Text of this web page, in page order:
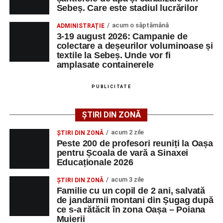
de îngrijiri medicale
Ce deșeuri pot fi predate
Campania vizează colectarea deșeurilor voluminoase,
precum mobilier, dulapuri, mese, birouri, rafturi, canapele,
paturi, saltele, scaune, covoare, carpete, perdele, draperii,
obiecte sanitare, calorifere, uși și tocuri de uși sau ferestre
de mari dimensiuni folosite în gospodărie.
De asemenea, pot fi depuse deșeuri textile, inclusiv haine
uzate sau deteriorate, lenjerii de pat, perdele, draperii,
ambalaje textile și alte articole textile utilizate în
Ce nu este acceptat
Organizatorii atrag atenția că nu vor fi preluate:
deșeuri menajere, reciclabile, vegetale sau din
Sebeș. Care este stadiul lucrărilor
ADMINISTRAȚIE acum o săptămână
3-19 august 2026: Campanie de
colectare a deșeurilor voluminoase și
textile la Sebeș. Unde vor fi
amplasate containerele
PUBLICITATE
ȘTIRI DIN ZONĂ
ȘTIRI DIN ZONĂ acum 2 zile
Peste 200 de profesori reuniți la Oașa
pentru Școala de vară a Sinaxei
Educaționale 2026
ȘTIRI DIN ZONĂ acum 3 zile
Familie cu un copil de 2 ani, salvată
de jandarmii montani din Șugag după
ce s-a rătăcit în zona Oașa – Poiana
Muierii